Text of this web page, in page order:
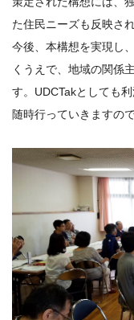
た住民ニーズも反映さ
今後、本構想を実現し
くうえで、地域の関係
す。UDCTakとしても
随時行っていきますの